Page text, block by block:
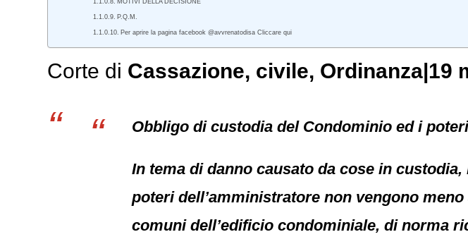
MOTIVI DELLA DECISIONE
P.Q.M.
Per aprire la pagina facebook @avvrenatodisa Cliccare qui
Corte di Cassazione, civile, Ordinanza|19
Obbligo di custodia del Condominio ed i
In tema di danno causato da cose in
poteri dell’amministratore non vengono
comuni dell’edificio condominiale, di norma